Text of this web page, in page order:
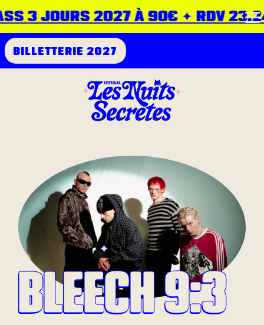
3 JOURS 2027 À 90€ ✦ RDV
BILLETTERIE 2027
BLEECH 9:3